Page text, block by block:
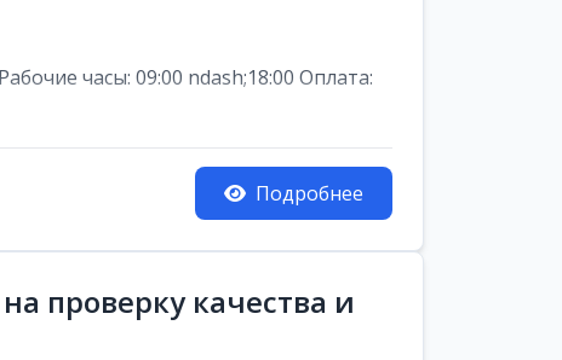
часы: 09:00 ndash;18:00 Оплата:
Подробнее
проверку качества и